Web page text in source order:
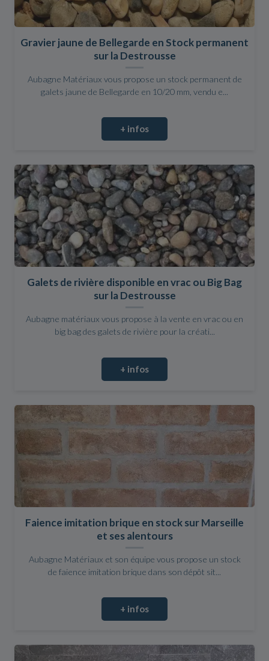
Gravier jaune de Bellegarde en Stock permanent
sur la Destrousse
Aubagne Matériaux vous propose un stock permanent de
galets jaune de Bellegarde en 10/20 mm, vendu e...
+ infos
Galets de rivière disponible en vrac ou Big Bag
sur la Destrousse
Aubagne matériaux vous propose à la vente en vrac ou en
big bag des galets de rivière pour la créati...
+ infos
Faience imitation brique en stock sur Marseille
et ses alentours
Aubagne Matériaux et son équipe vous propose un stock
de faience imitation brique dans son dépôt sit...
+ infos